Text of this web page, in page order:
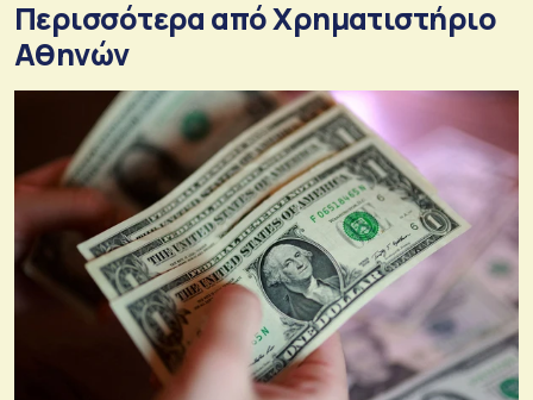
Περισσότερα από Xρηματιστήριο
Αθηνών